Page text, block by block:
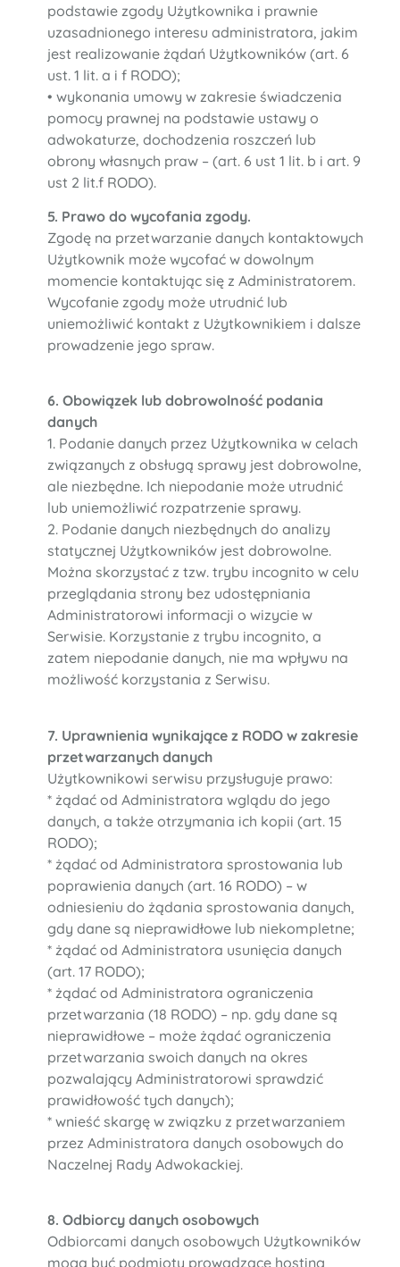
podstawie zgody Użytkownika i prawnie
uzasadnionego interesu administratora, jakim
jest realizowanie żądań Użytkowników (art. 6
ust. 1 lit. a i f RODO);
• wykonania umowy w zakresie świadczenia
pomocy prawnej na podstawie ustawy o
adwokaturze, dochodzenia roszczeń lub
obrony własnych praw – (art. 6 ust 1 lit. b i art. 9
ust 2 lit.f RODO).
5. Prawo do wycofania zgody.
Zgodę na przetwarzanie danych kontaktowych
Użytkownik może wycofać w dowolnym
momencie kontaktując się z Administratorem.
Wycofanie zgody może utrudnić lub
uniemożliwić kontakt z Użytkownikiem i dalsze
prowadzenie jego spraw.
6. Obowiązek lub dobrowolność podania
danych
1. Podanie danych przez Użytkownika w celach
związanych z obsługą sprawy jest dobrowolne,
ale niezbędne. Ich niepodanie może utrudnić
lub uniemożliwić rozpatrzenie sprawy.
2. Podanie danych niezbędnych do analizy
statycznej Użytkowników jest dobrowolne.
Można skorzystać z tzw. trybu incognito w celu
przeglądania strony bez udostępniania
Administratorowi informacji o wizycie w
Serwisie. Korzystanie z trybu incognito, a
zatem niepodanie danych, nie ma wpływu na
możliwość korzystania z Serwisu.
7. Uprawnienia wynikające z RODO w zakresie
przetwarzanych danych
Użytkownikowi serwisu przysługuje prawo:
* żądać od Administratora wglądu do jego
danych, a także otrzymania ich kopii (art. 15
RODO);
* żądać od Administratora sprostowania lub
poprawienia danych (art. 16 RODO) – w
odniesieniu do żądania sprostowania danych,
gdy dane są nieprawidłowe lub niekompletne;
* żądać od Administratora usunięcia danych
(art. 17 RODO);
* żądać od Administratora ograniczenia
przetwarzania (18 RODO) – np. gdy dane są
nieprawidłowe – może żądać ograniczenia
przetwarzania swoich danych na okres
pozwalający Administratorowi sprawdzić
prawidłowość tych danych);
* wnieść skargę w związku z przetwarzaniem
przez Administratora danych osobowych do
Naczelnej Rady Adwokackiej.
8. Odbiorcy danych osobowych
Odbiorcami danych osobowych Użytkowników
mogą być podmioty prowadzące hosting